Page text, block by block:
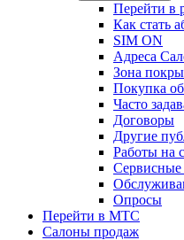
Перейти в
Как стать
SIM ON
Адреса
Зона
Покупка
Часто
Договоры
Другие
Работы на
Опросы
Перейти в МТС
Салоны продаж